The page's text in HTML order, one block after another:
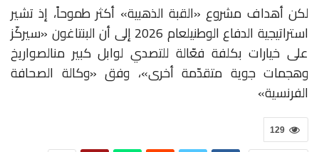
لكن أهداف مشروع«القبة الذهبية» أكثر طموحاً، إذ تشير
استراتيجية الدفاعالوطنيلعام إلىأنالبنتاغون «سيركّز
على خيارات بكلفة فعّالة للتصدي لوابل كبير منالصواريخ
وهجمات جوية متقدّمة أخرى»، وفق «وكالة الصحافة
الفرنسية»
129